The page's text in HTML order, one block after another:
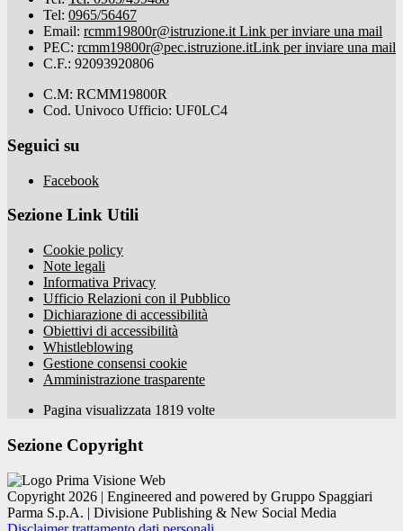
Tel: 0965/56467
Email: rcmm19800r@istruzione.it Link per inviare una mail
PEC: rcmm19800r@pec.istruzione.itLink per inviare una mail
C.F.: 92093920806
C.M: RCMM19800R
Cod. Univoco Ufficio: UF0LC4
Seguici su
Facebook
Sezione Link Utili
Cookie policy
Note legali
Informativa Privacy
Ufficio Relazioni con il Pubblico
Dichiarazione di accessibilità
Obiettivi di accessibilità
Whistleblowing
Gestione consensi cookie
Amministrazione trasparente
Pagina visualizzata 1819 volte
Sezione Copyright
Copyright 2026 | Engineered and powered by Gruppo Spaggiari
Parma S.p.A. | Divisione Publishing & New Social Media